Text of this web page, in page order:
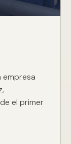
empresa
el primer